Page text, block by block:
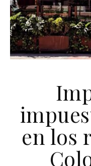
en los